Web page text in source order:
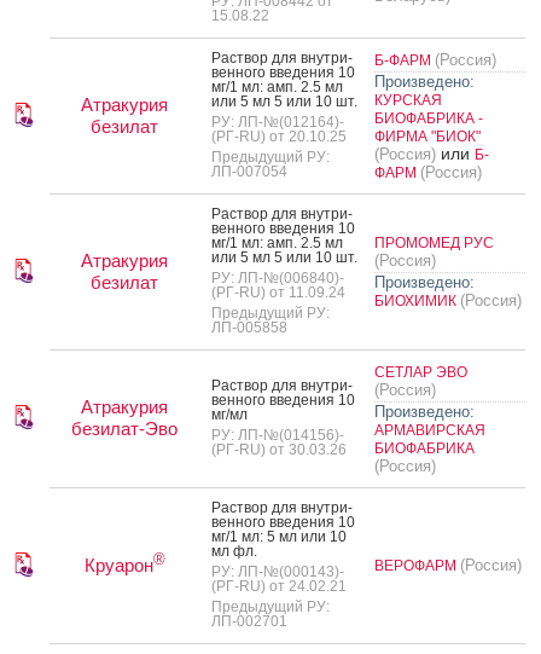
15.08.22
Атракурия
безилат
Рас­твор для внут­ри­
вен­но­го вве­дения 10
мг/1 мл: амп. 2.5 мл
или 5 мл 5 или 10 шт.
РУ: ЛП-№(012164)-
(РГ-RU) от 20.10.25
Предыдущий РУ:
ЛП-007054
Б-ФАРМ (Россия)
Произведено:
КУРСКАЯ
БИОФАБРИКА -
ФИРМА "БИОК"
(Россия) или Б-
ФАРМ (Россия)
Атракурия
безилат
Рас­твор для внут­ри­
вен­но­го вве­дения 10
мг/1 мл: амп. 2.5 мл
или 5 мл 5 или 10 шт.
РУ: ЛП-№(006840)-
(РГ-RU) от 11.09.24
Предыдущий РУ:
ЛП-005858
ПРОМОМЕД РУС
(Россия)
Произведено:
БИОХИМИК (Россия)
Атракурия
безилат-Эво
Рас­твор для внут­ри­
вен­но­го вве­дения 10
мг/мл
РУ: ЛП-№(014156)-
(РГ-RU) от 30.03.26
СЕТЛАР ЭВО
(Россия)
Произведено:
АРМАВИРСКАЯ
БИОФАБРИКА
(Россия)
Круарон®
Рас­твор для внут­ри­
вен­но­го вве­дения 10
мг/1 мл: 5 мл или 10
мл фл.
РУ: ЛП-№(000143)-
(РГ-RU) от 24.02.21
Предыдущий РУ:
ЛП-002701
ВЕРОФАРМ (Россия)